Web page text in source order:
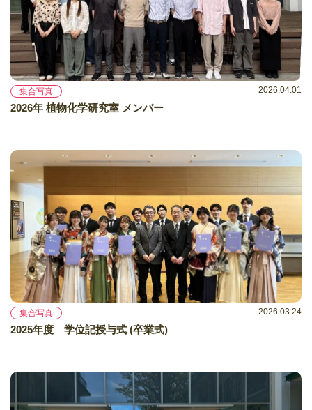
集合写真 2026.04.01
2026年 植物化学研究室 メンバー
集合写真 2026.03.24
2025年度 学位記授与式 (卒業式)